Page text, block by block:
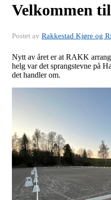
Velkommen
Postet av Rakkestad Kjøre og
Nytt av året er at RAKK
helg var det sprangstevne på
det handler om.